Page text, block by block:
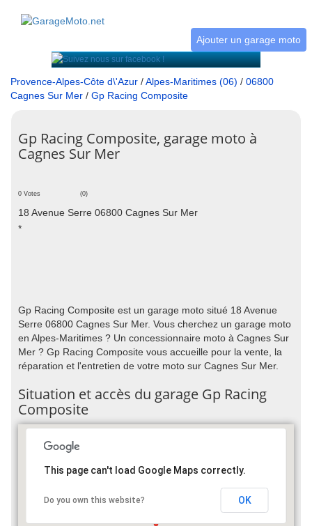
Ajouter un garage moto
Provence-Alpes-Côte d\'Azur /Alpes-Maritimes (06) / 06800
Cagnes Sur Mer / Gp Racing Composite
Gp Racing Composite, garage moto à
Cagnes Sur Mer
0 Votes (0)
18 Avenue Serre 06800 Cagnes Sur Mer
*
Gp Racing Composite est un garage moto situé 18 Avenue
Serre 06800 Cagnes Sur Mer. Vous cherchez un garage moto
en Alpes-Maritimes ? Un concessionnaire moto à Cagnes Sur
Mer ? Gp Racing Composite vous accueille pour la vente, la
réparation et l'entretien de votre moto sur Cagnes Sur Mer.
Situation et accès du garage Gp Racing
Composite
This page can't load Google Maps correctly.
Do you own this website? OK